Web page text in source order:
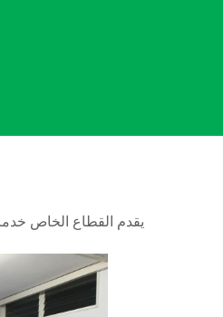
يقدم القطاع الخاص